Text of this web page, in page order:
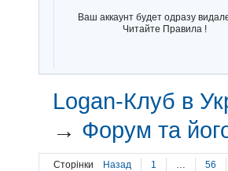
Ваш аккаунт будет одразу
Читайте Правила !
Logan-Клуб в
→ Форум та
Сторінки Назад 1 56